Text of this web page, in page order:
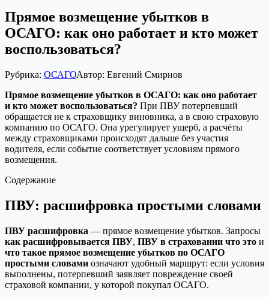
Прямое возмещение убытков в
ОСАГО: как оно работает и кто может
воспользоваться?
Рубрика: ОСАГОАвтор: Евгений Смирнов
Прямое возмещение убытков в ОСАГО: как оно работает
и кто может воспользоваться? При ПВУ потерпевший
обращается не к страховщику виновника, а в свою страховую
компанию по ОСАГО. Она урегулирует ущерб, а расчёты
между страховщиками происходят дальше без участия
водителя, если событие соответствует условиям прямого
возмещения.
Содержание
ПВУ: расшифровка простыми словами
ПВУ расшифровка — прямое возмещение убытков. Запросы
как расшифровывается ПВУ, ПВУ в страховании что это и
что такое прямое возмещение убытков по ОСАГО
простыми словами означают удобный маршрут: если условия
выполнены, потерпевший заявляет повреждение своей
страховой компании, у которой покупал ОСАГО.